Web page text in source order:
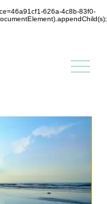
626a-4c8b-83f0-